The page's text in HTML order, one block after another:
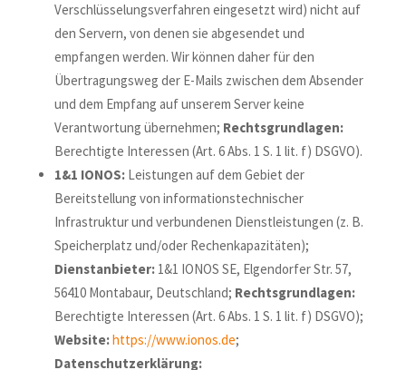
Verschlüsselungsverfahren eingesetzt wird) nicht auf
den Servern, von denen sie abgesendet und
empfangen werden. Wir können daher für den
Übertragungsweg der E-Mails zwischen dem Absender
und dem Empfang auf unserem Server keine
Verantwortung übernehmen; Rechtsgrundlagen:
Berechtigte Interessen (Art. 6 Abs. 1 S. 1 lit. f) DSGVO).
1&1 IONOS: Leistungen auf dem Gebiet der
Bereitstellung von informationstechnischer
Infrastruktur und verbundenen Dienstleistungen (z. B.
Speicherplatz und/oder Rechenkapazitäten);
Dienstanbieter:1&1 IONOS SE, Elgendorfer Str. 57,
56410 Montabaur, Deutschland; Rechtsgrundlagen:
Berechtigte Interessen (Art. 6 Abs. 1 S. 1 lit. f) DSGVO);
Website:https://www.ionos.de;
Datenschutzerklärung: